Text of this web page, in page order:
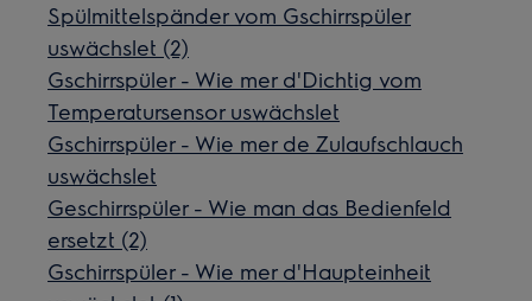
Spülmittelspänder vom Gschirrspüler
uswächslet (2)
Gschirrspüler - Wie mer d'Dichtig vom
Temperatursensor uswächslet
Gschirrspüler - Wie mer de Zulaufschlauch
uswächslet
Geschirrspüler - Wie man das Bedienfeld
ersetzt (2)
Gschirrspüler - Wie mer d'Haupteinheit